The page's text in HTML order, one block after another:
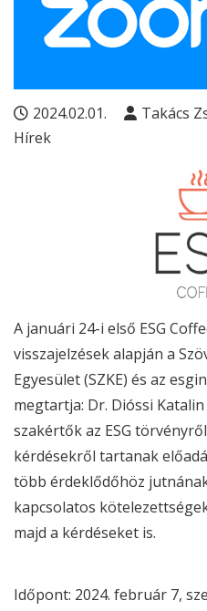
2024.02.01. Takács
Hírek
A januári 24-i első ESG
visszajelzések alapján a
Egyesület(SZKE) és az
megtartja: Dr. Dióssi
szakértők az ESG
kérdésekről tartanak
több érdeklődőhöz
kapcsolatos
majd a kérdéseket is.
Időpont: 2024. február 7,